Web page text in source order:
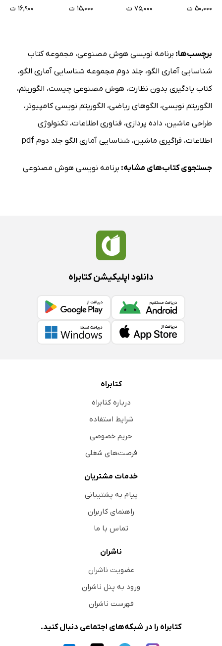
۵۰,۰۰۰ ت
۷۵,۰۰۰ ت
۱۵,۰۰۰ ت
۱۶,۹۰۰ ت
برچسب‌ها: برنامه نویسی هوش مصنوعی، مجموعه کتاب
شناسایی آماری الگو، جلد دوم مجموعه شناسایی آماری الگو،
کتاب یادگیری بدون نظارت، هوش مصنوعی چیست، الگوریتم،
الگوریتم نویسی، الگوهای ریاضی، الگوریتم نویسی کامپیوتر ،
طراحی ماشین، داده پردازی، فناوری اطلاعات، تکنولوژی
اطلاعات، فراگیری ماشین، شناسایی آماری الگو جلد دوم pdf
جستجوی کتاب‌های مشابه: برنامه نویسی هوش مصنوعی
دانلود اپلیکیشن کتابراه
کتابراه
درباره کتابراه
شرایط استفاده
حریم خصوصی
فرصت‌های شغلی
خدمات مشتریان
پیام به پشتیبانی
راهنمای کاربران
تماس با ما
ناشران
عضویت ناشران
ورود به پنل ناشران
فهرست ناشران
کتابراه را در شبکه‌های اجتماعی دنبال کنید.